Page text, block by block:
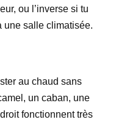
ou l’inverse si tu
une salle climatisée.
au chaud sans
un caban, une
fonctionnent très